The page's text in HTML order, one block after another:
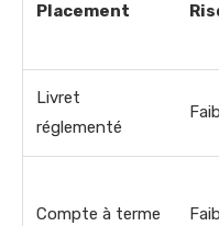
Placement
Livret
réglementé
Compte à terme